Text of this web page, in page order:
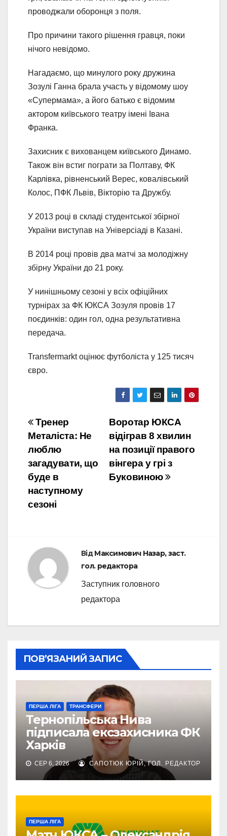
проводжали оборонця з поля.
Про причини такого рішення гравця, поки
нічого невідомо.
Нагадаємо, що минулого року дружина
Зозулі Ганна брала участь у відомому шоу
«Супермама‎», а його батько є відомим
актором київського театру імені Івана
Франка.
Захисник є вихованцем київського Динамо.
Також він встиг пограти за Полтаву, ФК
Карлівка, рівненський Верес, ковалівський
Колос, ПФК Львів, Вікторію та Дружбу.
У 2013 році в складі студентської збірної
України виступав на Універсіаді в Казані.
В 2014 році провів два матчі за молодіжну
збірну України до 21 року.
У нинішньому сезоні у всіх офіційних
турнірах за ФК ЮКСА Зозуля провів 17
поєдинків: один гол, одна результативна
передача.
Transfermarkt оцінює футболіста у 125 тисяч
євро.
Навігація
записів
Воротар ЮКСА
відіграв 8 хвилин
на позиції правого
вінгера у грі з
Буковиною
Тренер
Металіста: Не
люблю
загадувати, що
буде в
наступному
сезоні
ВідМаксимович Назар, заст.
гол. редактора
Заступник головного
редактора
ПОВ’ЯЗАНИЙ ЗАПИС
ПЕРША ЛІГА ТРАНСФЕРИ
Тернопільська Нива
підписала ексзахисника ФК
Харків
СЕР 6, 2026 САПОТЮК ЮРІЙ, ГОЛ. РЕДАКТОР
ПЕРША ЛІГА